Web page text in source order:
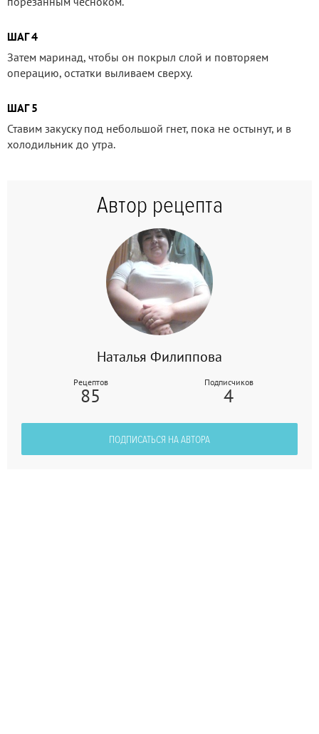
ШАГ 4
Затем маринад, чтобы он покрыл слой и повторяем
операцию, остатки выливаем сверху.
ШАГ 5
Ставим закуску под небольшой гнет, пока не остынут, и в
холодильник до утра.
Автор рецепта
Наталья Филиппова
Рецептов
85
Подписчиков
4
ПОДПИСАТЬСЯ НА АВТОРА